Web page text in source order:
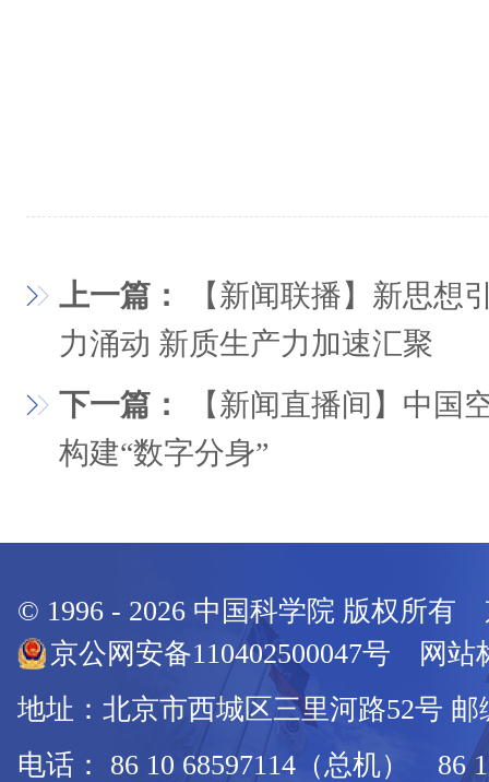
上一篇：
【新闻联播】新思想
力涌动 新质生产力加速汇聚
下一篇：
【新闻直播间】中国
构建“数字分身”
© 1996 - 2026 中国科学院 版权所有
京公网安备110402500047号 网站
地址：北京市西城区三里河路52号 邮
电话： 86 10 68597114（总机） 86